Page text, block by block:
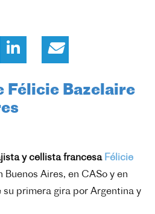
Félicie Bazelaire
y cellista francesa Félicie
Buenos Aires, en CASo y en
su primera gira por Argentina y